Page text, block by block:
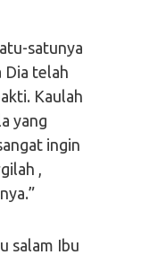
satunya
Dia telah
Kaulah
yang
ingin
,
salam Ibu